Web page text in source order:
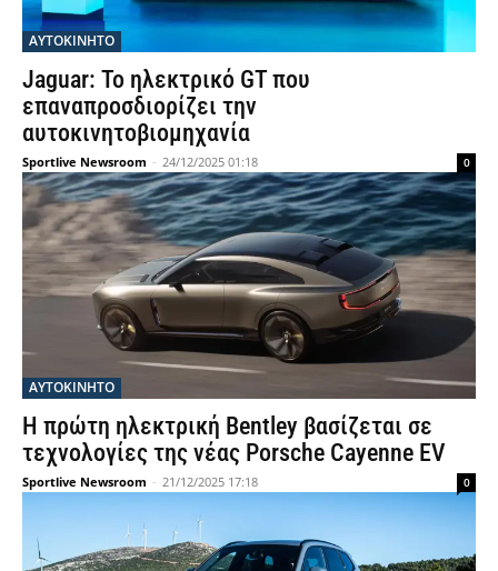
ΑΥΤΟΚΙΝΗΤΟ
Jaguar: Το ηλεκτρικό GT που
επαναπροσδιορίζει την
αυτοκινητοβιομηχανία
Sportlive Newsroom - 24/12/2025 01:18 0
ΑΥΤΟΚΙΝΗΤΟ
Η πρώτη ηλεκτρική Bentley βασίζεται σε
τεχνολογίες της νέας Porsche Cayenne EV
Sportlive Newsroom - 21/12/2025 17:18 0